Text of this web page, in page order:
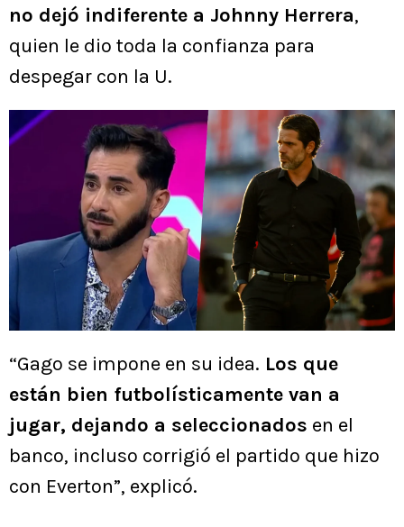
no dejó indiferente a Johnny Herrera,
quien le dio toda la confianza para
despegar con la U.
“Gago se impone en su idea. Los que
están bien futbolísticamente van a
jugar, dejando a seleccionados en el
banco, incluso corrigió el partido que hizo
con Everton”, explicó.